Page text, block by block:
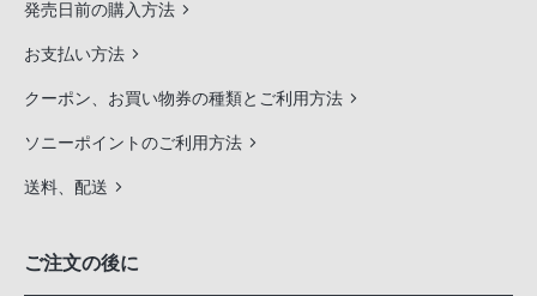
発売日前の購入方法
お支払い方法
クーポン、お買い物券の種類とご利用方法
ソニーポイントのご利用方法
送料、配送
ご注文の後に